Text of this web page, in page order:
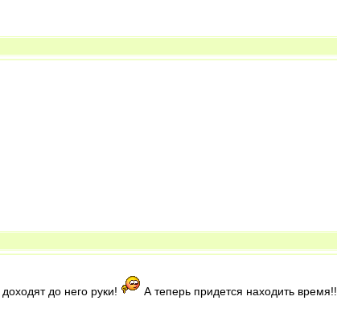
до него руки! А теперь придется находить время!!